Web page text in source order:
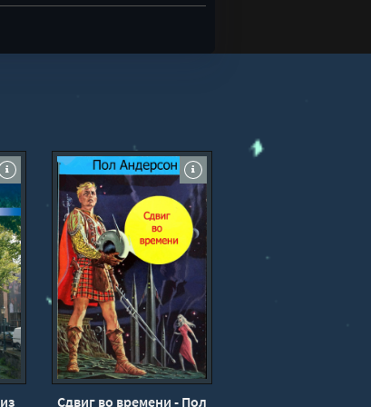
Сдвиг во времени - Пол